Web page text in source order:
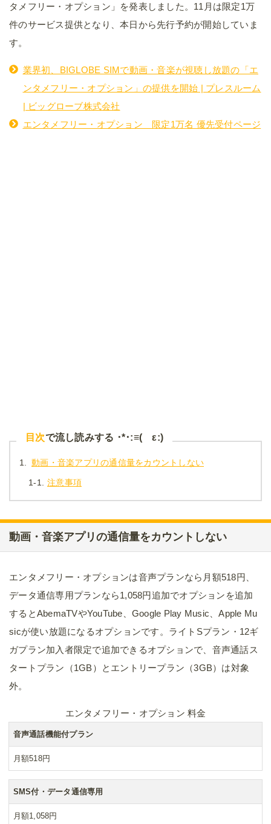
タメフリー・オプション」を発表しました。11月は限定1万
件のサービス提供となり、本日から先行予約が開始していま
す。
業界初、BIGLOBE SIMで動画・音楽が視聴し放題の「エ
ンタメフリー・オプション」の提供を開始 | プレスルーム
| ビッグローブ株式会社
エンタメフリー・オプション 限定1万名 優先受付ページ
目次で流し読みする ･*･:≡( ε:)
1. 動画・音楽アプリの通信量をカウントしない
1-1. 注意事項
動画・音楽アプリの通信量をカウントしない
エンタメフリー・オプションは音声プランなら月額518円、
データ通信専用プランなら1,058円追加でオプションを追加
するとAbemaTVやYouTube、Google Play Music、Apple Mu
sicが使い放題になるオプションです。ライトSプラン・12ギ
ガプラン加入者限定で追加できるオプションで、音声通話ス
タートプラン（1GB）とエントリープラン（3GB）は対象
外。
エンタメフリー・オプション 料金
音声通話機能付プラン
月額518円
SMS付・データ通信専用
月額1,058円